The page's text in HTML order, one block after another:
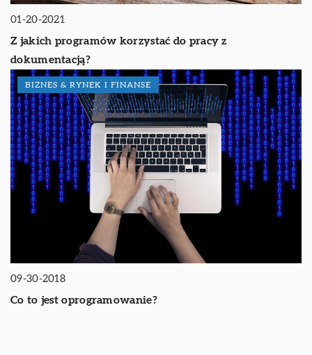
01-20-2021
Z jakich programów korzystać do pracy z
dokumentacją?
BIZNES & RYNEK I FINANSE
09-30-2018
Co to jest oprogramowanie?